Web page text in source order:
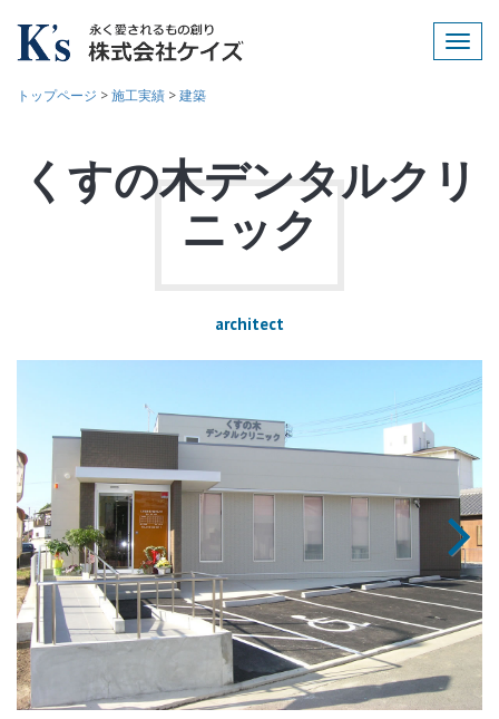
トップページ >施工実績 >建築
くすの木デンタルクリ
ニック
architect